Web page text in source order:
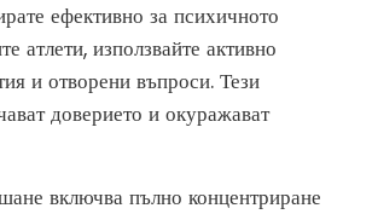
ефективно за психичното
атлети, използвайте активно
и отворени въпроси. Тези
доверието и окуражават
включва пълно концентриране